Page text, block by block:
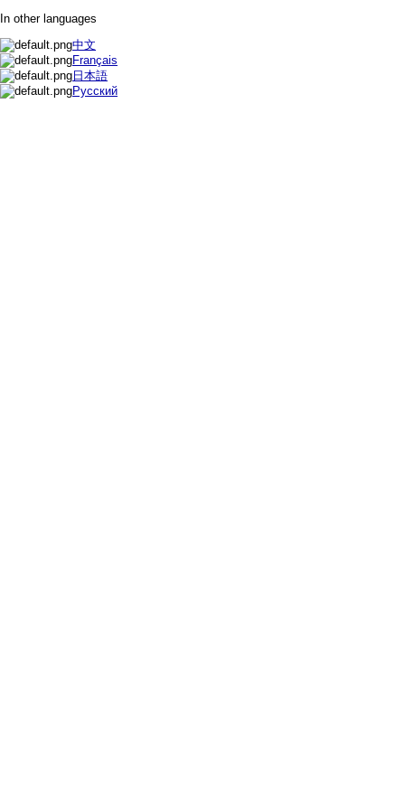
In other languages
中文
Français
日本語
Русский